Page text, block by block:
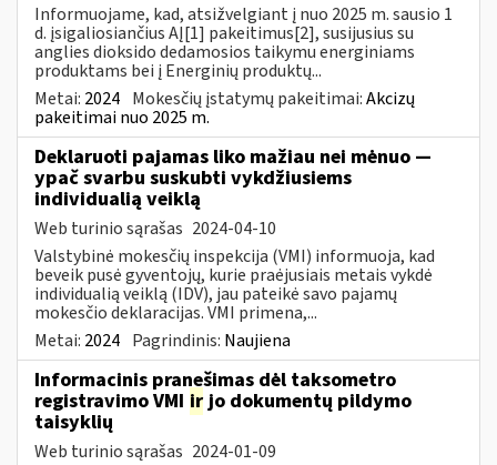
Informuojame, kad, atsižvelgiant į nuo 2025 m. sausio 1
d. įsigaliosiančius AĮ[1] pakeitimus[2], susijusius su
anglies dioksido dedamosios taikymu energiniams
produktams bei į Energinių produktų...
Metai: 2024 Mokesčių įstatymų pakeitimai:Akcizų
pakeitimai nuo 2025 m.
Deklaruoti pajamas liko mažiau nei mėnuo —
ypač svarbu suskubti vykdžiusiems
individualią veiklą
Web turinio sąrašas 2024-04-10
Valstybinė mokesčių inspekcija (VMI) informuoja, kad
beveik pusė gyventojų, kurie praėjusiais metais vykdė
individualią veiklą (IDV), jau pateikė savo pajamų
mokesčio deklaracijas. VMI primena,...
Metai: 2024 Pagrindinis: Naujiena
Informacinis pranešimas dėl taksometro
registravimo VMI irjo dokumentų pildymo
taisyklių
Web turinio sąrašas 2024-01-09